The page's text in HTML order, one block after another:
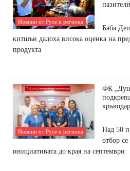
Новини от Русе и региона
Баба
китшън дадоха висока оценка на
продукта
Новини от Русе и региона
ФК
Над 50
отбор
инициативата до края на септември